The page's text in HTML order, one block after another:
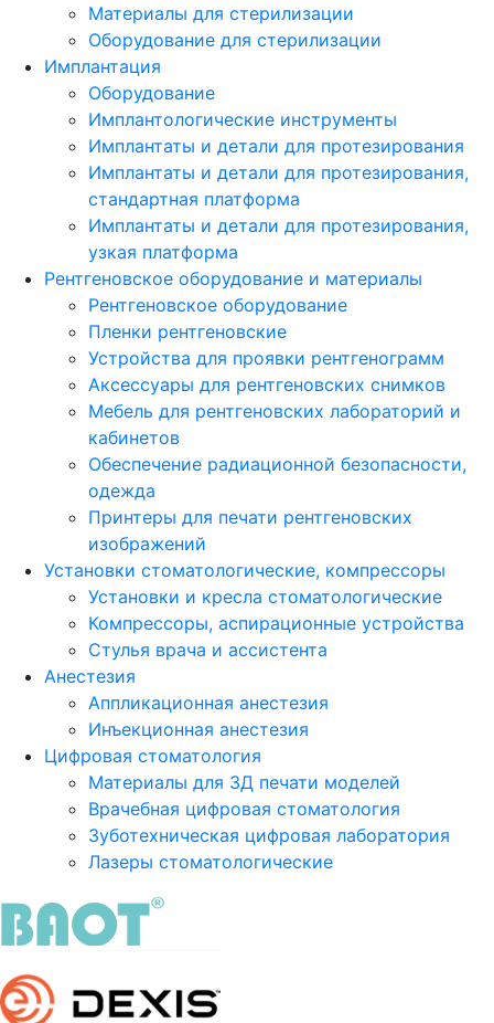
Материалы для стерилизации
Оборудование для стерилизации
Имплантация
Оборудование
Имплантологические инструменты
Имплантаты и детали для протезирования
Имплантаты и детали для протезирования,
стандартная платформа
Имплантаты и детали для протезирования,
узкая платформа
Рентгеновское оборудование и материалы
Рентгеновское оборудование
Пленки рентгеновские
Устройства для проявки рентгенограмм
Аксессуары для рентгеновских снимков
Мебель для рентгеновских лабораторий и
кабинетов
Обеспечение радиационной безопасности,
одежда
Принтеры для печати рентгеновских
изображений
Установки стоматологические, компрессоры
Установки и кресла стоматологические
Компрессоры, аспирационные устройства
Стулья врача и ассистента
Анестезия
Аппликационная анестезия
Инъекционная анестезия
Цифровая стоматология
Материалы для 3Д печати моделей
Врачебная цифровая стоматология
Зуботехническая цифровая лаборатория
Лазеры стоматологические